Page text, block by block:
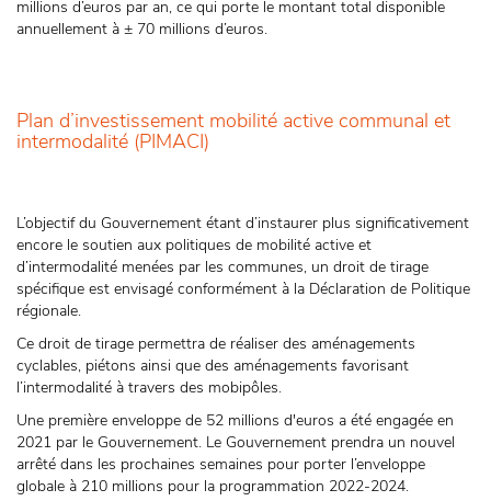
millions d’euros par an, ce qui porte le montant total disponible
annuellement à ± 70 millions d’euros.
Plan d’investissement mobilité active communal et
intermodalité (PIMACI)
L’objectif du Gouvernement étant d’instaurer plus significativement
encore le soutien aux politiques de mobilité active et
d’intermodalité menées par les communes, un droit de tirage
spécifique est envisagé conformément à la Déclaration de Politique
régionale.
Ce droit de tirage permettra de réaliser des aménagements
cyclables, piétons ainsi que des aménagements favorisant
l’intermodalité à travers des mobipôles.
Une première enveloppe de 52 millions d'euros a été engagée en
2021 par le Gouvernement. Le Gouvernement prendra un nouvel
arrêté dans les prochaines semaines pour porter l’enveloppe
globale à 210 millions pour la programmation 2022-2024.